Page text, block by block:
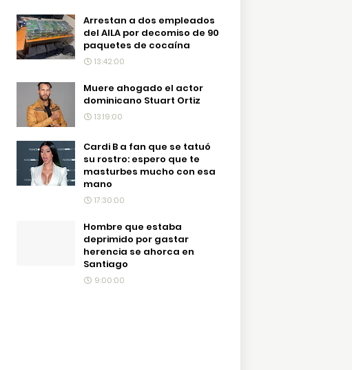
Arrestan a dos empleados
del AILA por decomiso de 90
paquetes de cocaína
13:42:00
Muere ahogado el actor
dominicano Stuart Ortiz
13:19:00
Cardi B a fan que se tatuó
su rostro: espero que te
masturbes mucho con esa
mano
17:30:00
Hombre que estaba
deprimido por gastar
herencia se ahorca en
Santiago
9:00:00